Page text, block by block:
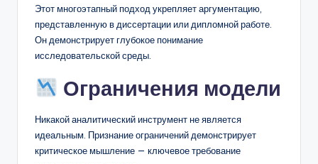
Этот многоэтапный подход укрепляет аргументацию,
представленную в диссертации или дипломной работе.
Он демонстрирует глубокое понимание
исследовательской среды.
Ограничения модели
Никакой аналитический инструмент не является
идеальным. Признание ограничений демонстрирует
критическое мышление — ключевое требование